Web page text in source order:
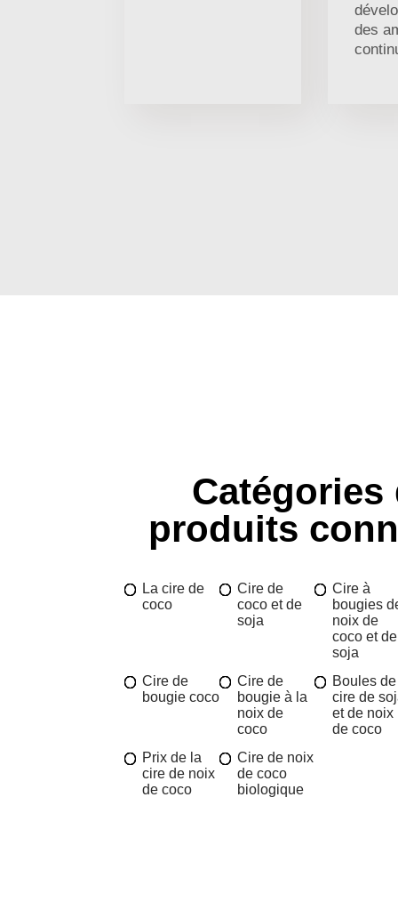
des
Catégories
produits
La cire de
coco
Cire de
coco et de
soja
Cire à
bougies
noix de
coco et de
soja
Cire de
bougie coco
Cire de
bougie à la
noix de
coco
Boules de
cire de
et de noix
de coco
Prix de la
cire de noix
de coco
Cire de noix
de coco
biologique